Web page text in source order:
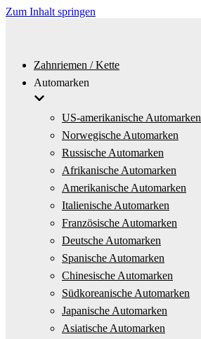
Zum Inhalt springen
Zahnriemen / Kette
Automarken
US-amerikanische Automarken
Norwegische Automarken
Russische Automarken
Afrikanische Automarken
Amerikanische Automarken
Italienische Automarken
Französische Automarken
Deutsche Automarken
Spanische Automarken
Chinesische Automarken
Südkoreanische Automarken
Japanische Automarken
Asiatische Automarken